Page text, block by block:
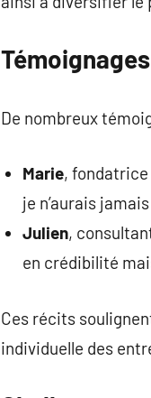
De nombreux
Marie, fondatrice
je n’aurais
Julien,
en crédibilité
Ces récits
individuelle des